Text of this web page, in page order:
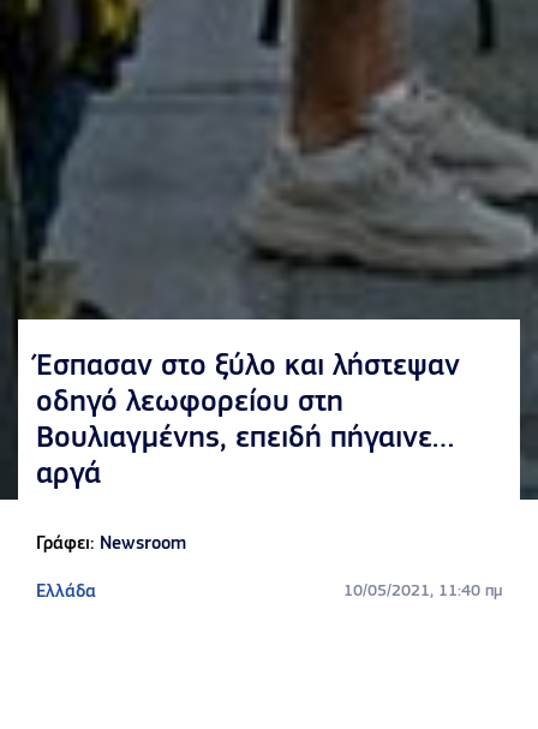
Έσπασαν στο ξύλο και λήστεψαν
οδηγό λεωφορείου στη
Βουλιαγμένης, επειδή πήγαινε…
αργά
Γράφει: Newsroom
Ελλάδα 10/05/2021, 11:40 πμ